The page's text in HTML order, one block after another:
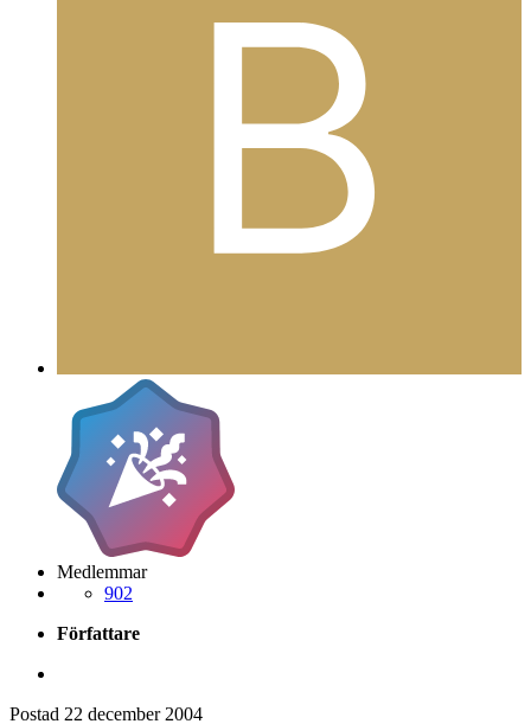
Medlemmar
902
Författare
Postad 22 december 2004